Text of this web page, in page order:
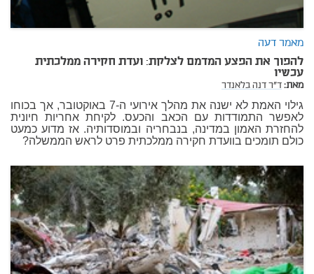
מאמר דעה
להפוך את הפצע המדמם לצלקת: ועדת חקירה ממלכתית
עכשיו
מאת:ד"ר דנה בלאנדר
גילוי האמת לא ישנה את מהלך אירועי ה-7 באוקטובר, אך בכוחו
לאפשר התמודדות עם הכאב והכעס. לקיחת אחריות חיונית
להחזרת האמון במדינה, בנבחריה ובמוסדותיה. אז מדוע כמעט
כולם תומכים בוועדת חקירה ממלכתית פרט לראש הממשלה?